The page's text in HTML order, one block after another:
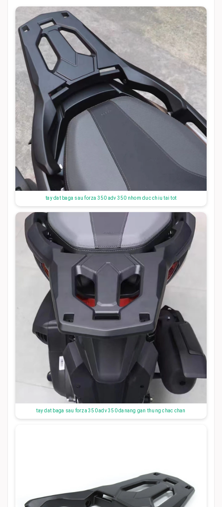
tay dat baga sau forza 350 adv 350 nhom duc chiu tai tot
tay dat baga sau forza 350 adv 350 danang gan thung chac chan